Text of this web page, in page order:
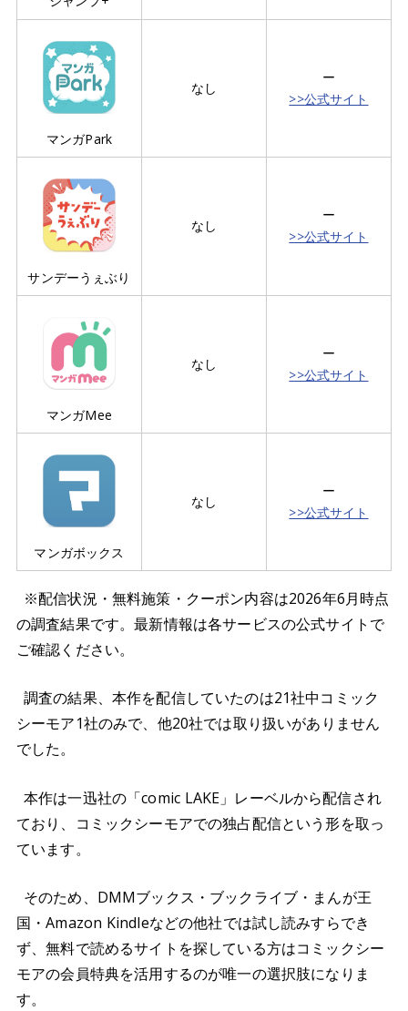
マンガPark
なし
ー
>>公式サイト
サンデーうぇぶり
なし
ー
>>公式サイト
マンガMee
なし
ー
>>公式サイト
マンガボックス
なし
ー
>>公式サイト
※配信状況・無料施策・クーポン内容は2026年6月時点
の調査結果です。最新情報は各サービスの公式サイトで
ご確認ください。
調査の結果、本作を配信していたのは21社中コミック
シーモア1社のみで、他20社では取り扱いがありません
でした。
本作は一迅社の「comic LAKE」レーベルから配信され
ており、コミックシーモアでの独占配信という形を取っ
ています。
そのため、DMMブックス・ブックライブ・まんが王
国・Amazon Kindleなどの他社では試し読みすらでき
ず、無料で読めるサイトを探している方はコミックシー
モアの会員特典を活用するのが唯一の選択肢になりま
す。